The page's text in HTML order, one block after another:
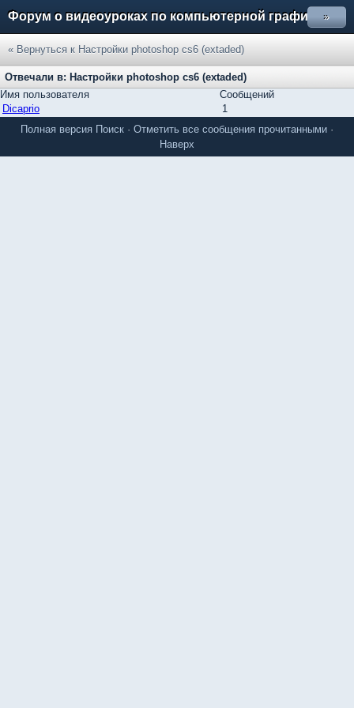
Форум о видеоуроках по компьютерной графике »
« Вернуться к Настройки photoshop cs6 (extaded)
Отвечали в: Настройки photoshop cs6 (extaded)
Имя пользователя
Сообщений
Dicaprio
1
Полная версия Поиск · Отметить все сообщения прочитанными ·
Наверх